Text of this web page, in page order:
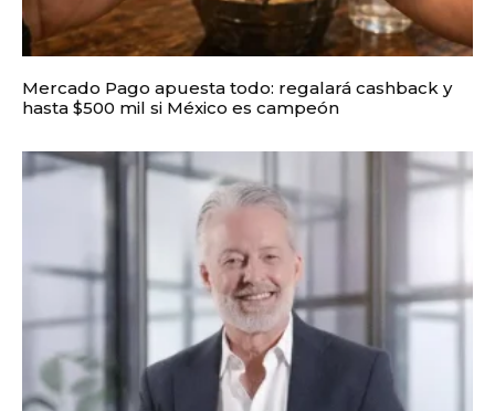
Mercado Pago apuesta todo: regalará cashback y
hasta $500 mil si México es campeón